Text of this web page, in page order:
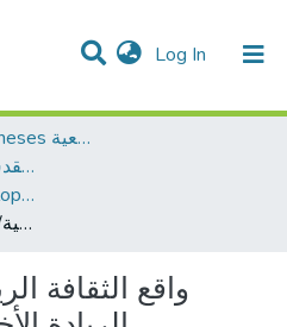
Log In (current)
& Collections
Dissertations & Theses الرسائل الجامعية
AQU Master Theses الرسائل الجامعية الخاصة بجامعة القدس
Sustainable Rural Development التنمية الريفية المستدامة
واقع الثقافة الريادية وعلاقتها بأبعاد الريادة الأخرى في كلية المهن التطبيقية/ جامعة بوليتكنك فلسطين
واقع الثقافة